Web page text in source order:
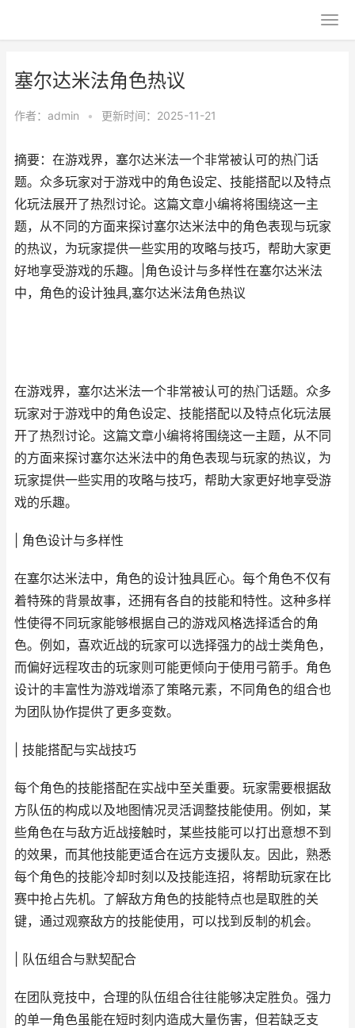
塞尔达米法角色热议
作者： admin • 更新时间：2025-11-21
摘要：在游戏界，塞尔达米法一个非常被认可的热门话
题。众多玩家对于游戏中的角色设定、技能搭配以及特点
化玩法展开了热烈讨论。这篇文章小编将将围绕这一主
题，从不同的方面来探讨塞尔达米法中的角色表现与玩家
的热议，为玩家提供一些实用的攻略与技巧，帮助大家更
好地享受游戏的乐趣。|角色设计与多样性在塞尔达米法
中，角色的设计独具,塞尔达米法角色热议
在游戏界，塞尔达米法一个非常被认可的热门话题。众多
玩家对于游戏中的角色设定、技能搭配以及特点化玩法展
开了热烈讨论。这篇文章小编将将围绕这一主题，从不同
的方面来探讨塞尔达米法中的角色表现与玩家的热议，为
玩家提供一些实用的攻略与技巧，帮助大家更好地享受游
戏的乐趣。
| 角色设计与多样性
在塞尔达米法中，角色的设计独具匠心。每个角色不仅有
着特殊的背景故事，还拥有各自的技能和特性。这种多样
性使得不同玩家能够根据自己的游戏风格选择适合的角
色。例如，喜欢近战的玩家可以选择强力的战士类角色，
而偏好远程攻击的玩家则可能更倾向于使用弓箭手。角色
设计的丰富性为游戏增添了策略元素，不同角色的组合也
为团队协作提供了更多变数。
| 技能搭配与实战技巧
每个角色的技能搭配在实战中至关重要。玩家需要根据敌
方队伍的构成以及地图情况灵活调整技能使用。例如，某
些角色在与敌方近战接触时，某些技能可以打出意想不到
的效果，而其他技能更适合在远方支援队友。因此，熟悉
每个角色的技能冷却时刻以及技能连招，将帮助玩家在比
赛中抢占先机。了解敌方角色的技能特点也是取胜的关
键，通过观察敌方的技能使用，可以找到反制的机会。
| 队伍组合与默契配合
在团队竞技中，合理的队伍组合往往能够决定胜负。强力
的单一角色虽能在短时刻内造成大量伤害，但若缺乏支